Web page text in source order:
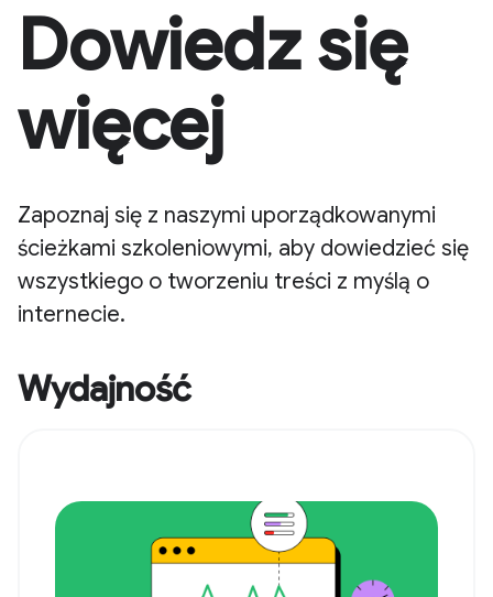
Dowiedz się
więcej
Zapoznaj się z naszymi uporządkowanymi
ścieżkami szkoleniowymi, aby dowiedzieć się
wszystkiego o tworzeniu treści z myślą o
internecie.
Wydajność